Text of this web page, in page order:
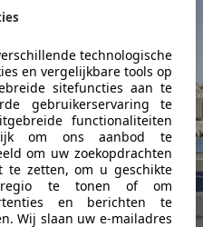
technologische
en vergelijkbare tools op
sitefuncties aan te
gebruikerservaring te
functionaliteiten
om ons aanbod te
om uw zoekopdrachten
te zetten, om u geschikte
te tonen of om
en berichten te
Wij slaan uw e-mailadres